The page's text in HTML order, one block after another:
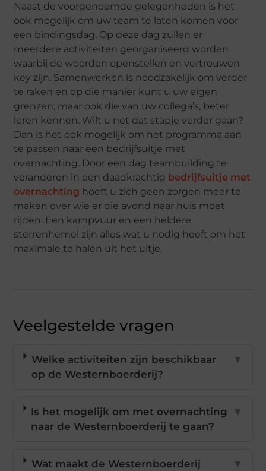
Naast de voorgenoemde gelegenheden is het
ook mogelijk om uw team te laten komen voor
een bindingsdag. Op deze dag zullen er
meerdere activiteiten georganiseerd worden
waarbij de woorden openstellen en vertrouwen
key zijn. Samenwerken is noodzakelijk om verder
te raken en op die manier kunt u uw eigen
grenzen, maar ook die van uw collega’s, beter
leren kennen. Wilt u net dat stapje verder gaan?
Dan is het ook mogelijk om het programma aan
te passen naar een bedrijfsuitje met
overnachting. Door een dag teambuilding te
veranderen in een daadkrachtig bedrijfsuitje met
overnachting hoeft u zich geen zorgen meer te
maken over wie er die avond naar huis moet
rijden. Een kampvuur en een heldere
sterrenhemel zijn alles wat u nodig heeft om het
maximale te halen uit het uitje.
Veelgestelde vragen
Welke activiteiten zijn beschikbaar
op de Westernboerderij?
▼
Is het mogelijk om met overnachting
naar de Westernboerderij te gaan?
▼
Wat maakt de Westernboerderij
▼